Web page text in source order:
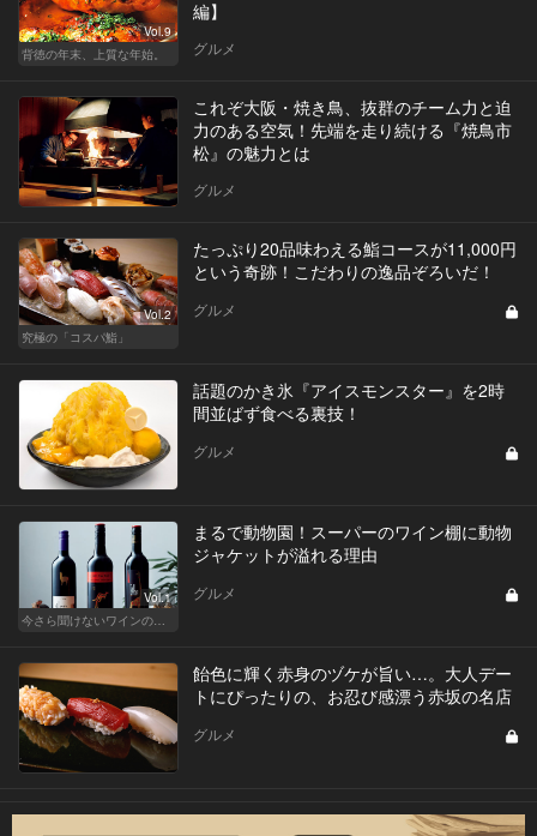
Vol.9
背徳の年末、上質な年始。
編】
グルメ
これぞ大阪・焼き鳥、抜群のチーム力と迫
力のある空気！先端を走り続ける『焼鳥市
松』の魅力とは
グルメ
Vol.2
究極の「コスパ鮨」
たっぷり20品味わえる鮨コースが11,000円
という奇跡！こだわりの逸品ぞろいだ！
グルメ
話題のかき氷『アイスモンスター』を2時
間並ばず食べる裏技！
グルメ
Vol.1
今さら聞けないワインの基礎知識
まるで動物園！スーパーのワイン棚に動物
ジャケットが溢れる理由
グルメ
飴色に輝く赤身のヅケが旨い…。大人デー
トにぴったりの、お忍び感漂う赤坂の名店
グルメ